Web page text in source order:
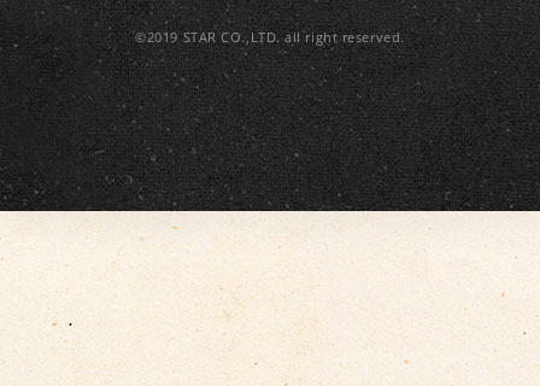
©2019 STAR CO.,LTD. all right reserved.